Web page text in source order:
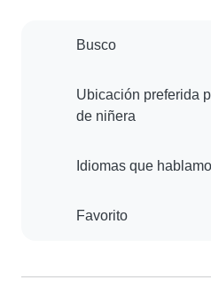
Busco
Ubicación preferida
de niñera
Idiomas que
Favorito